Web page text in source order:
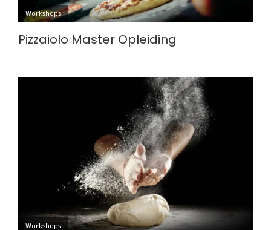
Workshops
Pizzaiolo Master Opleiding
Workshops